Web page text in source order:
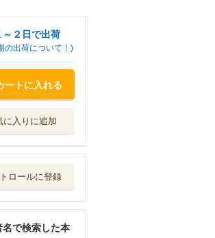
～２日で出荷
の出荷について！)
ートに入れる
入りに追加
ロールに登録
名で検索した本